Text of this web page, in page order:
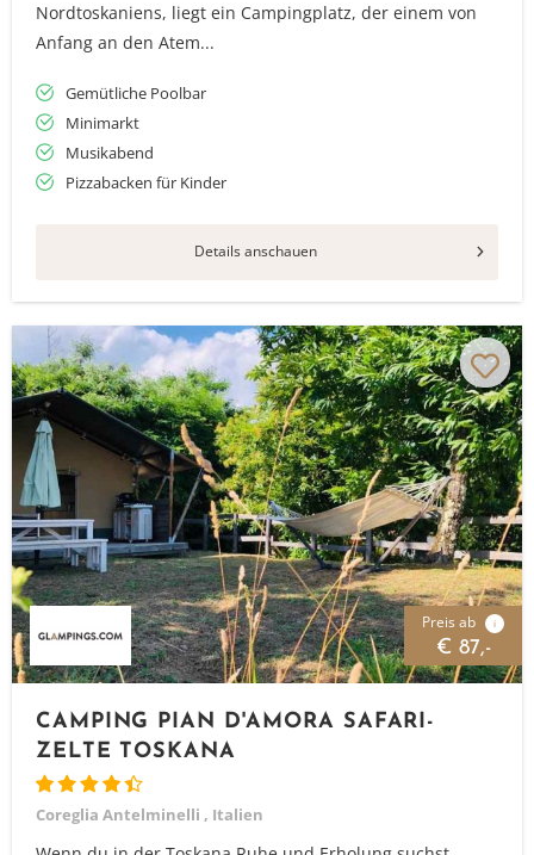
Nordtoskaniens, liegt ein Campingplatz, der einem von
Anfang an den Atem...
Gemütliche Poolbar
Minimarkt
Musikabend
Pizzabacken für Kinder
Details anschauen
Preis ab i
€ 87,-
CAMPING PIAN D'AMORA SAFARI-
ZELTE TOSKANA
Coreglia Antelminelli , Italien